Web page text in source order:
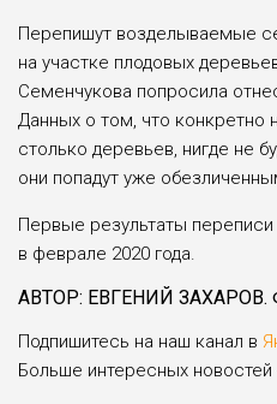
Перепишут возделы­ваемые
на участ­ке плодовых
Семенчукова попросила
Данных о том, что конкретно
столько деревьев, нигде не
они попадут уже
Первые результаты
в феврале 2020 года.
АВТОР: ЕВГЕНИЙ
Подпишитесь на наш канал в
Больше интересных